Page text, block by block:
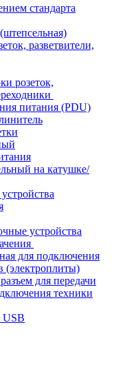
стандарта
разветвители,
розеток,
питания (PDU)
на катушке/
устройства
для подключения
(электроплиты)
для передачи
техники
USB